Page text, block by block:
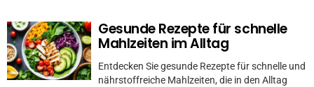
Gesunde Rezepte für schnelle
Mahlzeiten im Alltag
Entdecken Sie gesunde Rezepte für schnelle und
nährstoffreiche Mahlzeiten, die in den Alltag